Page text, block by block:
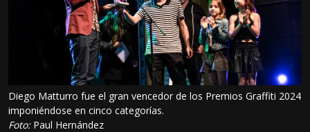
Diego Matturro fue el gran vencedor de los Premios Graffiti 2024
imponiéndose en cinco categorías.
Foto:Paul Hernández